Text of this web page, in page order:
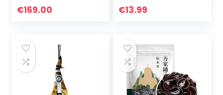
Iberische varkens
€169.00
2020, Straight
€13.99